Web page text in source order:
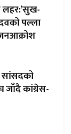
लहर:’सुख-
पल्ला
जनआक्रोश
सांसदको
जाँदै कांग्रेस-